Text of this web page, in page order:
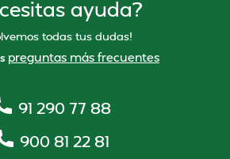
ayuda?
todas tus dudas!
preguntas más frecuentes
91 290 77 88
900 81 22 81